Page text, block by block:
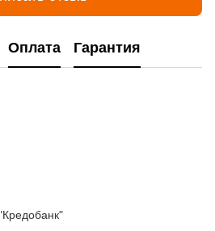
Оплата Гарантия